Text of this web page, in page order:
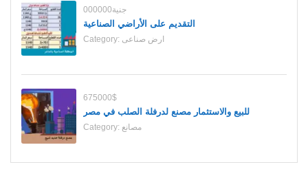
000000جنية
التقديم على الأراضي الصناعية
Category: ارض صناعى
675000$
للبيع والاستثمار مصنع لدرفلة الصلب في مصر
Category: مصانع